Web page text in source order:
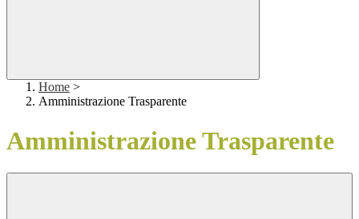
Home >
Amministrazione Trasparente
Amministrazione Trasparente